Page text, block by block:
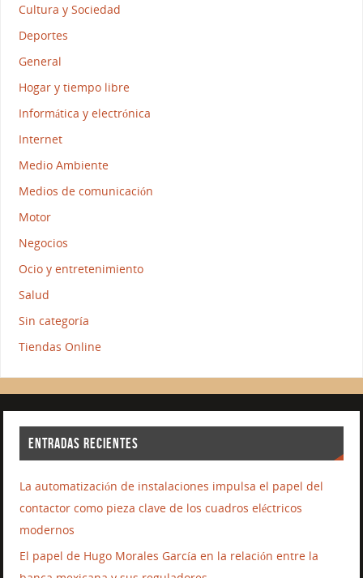
Cultura y Sociedad
Deportes
General
Hogar y tiempo libre
Informática y electrónica
Internet
Medio Ambiente
Medios de comunicación
Motor
Negocios
Ocio y entretenimiento
Salud
Sin categoría
Tiendas Online
ENTRADAS RECIENTES
La automatización de instalaciones impulsa el papel del
contactor como pieza clave de los cuadros eléctricos
modernos
El papel de Hugo Morales García en la relación entre la